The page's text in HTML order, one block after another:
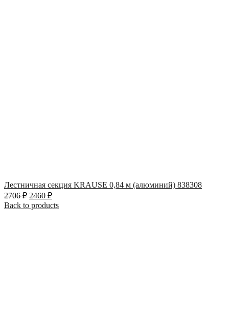
Лестничная секция KRAUSE 0,84 м (алюминий) 838308
2706₽ 2460 ₽
Back to products